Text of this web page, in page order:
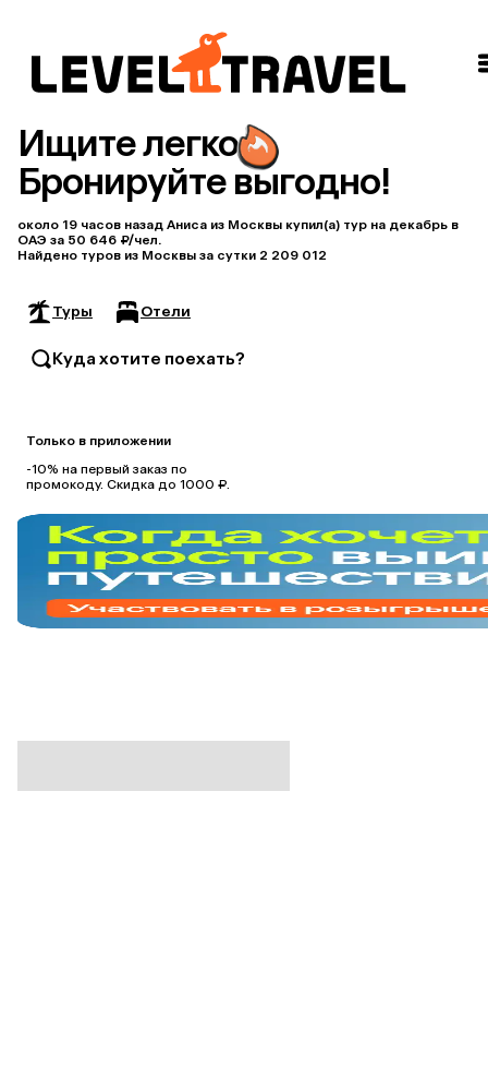
Ищите легко
Бронируйте выгодно!
около 19 часов назад Аниса из Москвы купил(a) тур на декабрь в
ОАЭ за 50 646 ₽/чел.
Найдено туров из Москвы за сутки 2 209 012
Туры Отели
Куда хотите поехать?
Только в приложении
-10% на первый заказ по
промокоду. Скидка до 1000 ₽.